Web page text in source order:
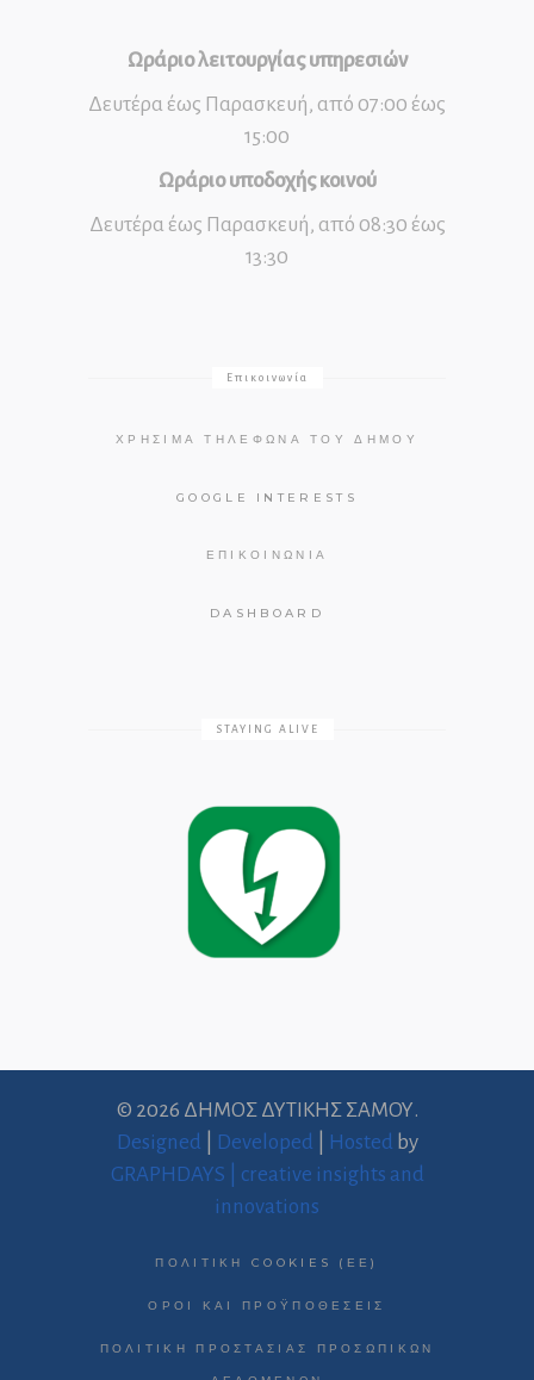
Ωράριο λειτουργίας υπηρεσιών
Δευτέρα έως Παρασκευή, από 07:00 έως
15:00
Ωράριο υποδοχής κοινού
Δευτέρα έως Παρασκευή, από 08:30 έως
13:30
Επικοινωνία
ΧΡΉΣΙΜΑ ΤΗΛΈΦΩΝΑ ΤΟΥ ΔΉΜΟΥ
GOOGLE INTERESTS
ΕΠΙΚΟΙΝΩΝΊΑ
DASHBOARD
STAYING ALIVE
© 2026 ΔΗΜΟΣ ΔΥΤΙΚΗΣ ΣΑΜΟΥ.
Designed
Developed Hosted by
GRAPHDAYS | creative insights and
innovations
ΠΟΛΙΤΙΚΉ COOKIES (ΕΕ)
ΌΡΟΙ ΚΑΙ ΠΡΟΫΠΟΘΈΣΕΙΣ
ΠΟΛΙΤΙΚΉ ΠΡΟΣΤΑΣΊΑΣ ΠΡΟΣΩΠΙΚΏΝ